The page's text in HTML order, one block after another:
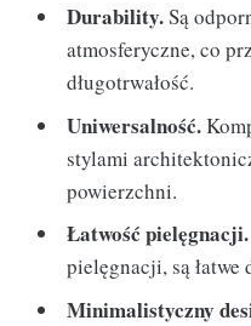
Durability.Są
atmosferyczne, co
długotrwałość.
Uniwersalność.
stylami
powierzchni.
Łatwość pielęgnacji.
pielęgnacji, są
Minimalistyczny